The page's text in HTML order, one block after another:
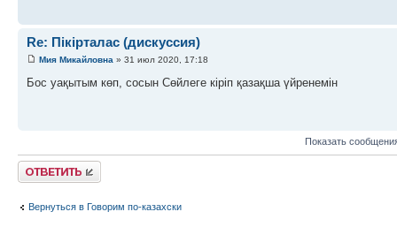
Re: Пікірталас (дискуссия)
Мия Микайловна » 31 июл 2020, 17:18
Бос уақытым көп, сосын Сөйлеге кіріп қазақша үйренемін
Показать
Ответить
Вернуться в Говорим по-казахски